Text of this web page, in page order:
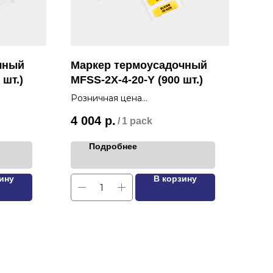
шт.)
Маркер термоусадочный
MFSS-2X-4-20-Y (900 шт.)
Розничная цена
4 004 р. / 1 pack
Подробнее
В корзину